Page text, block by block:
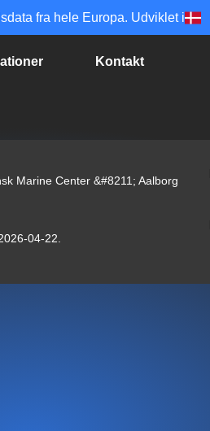
fra hele Europa. Udviklet i
Kontakt
Marine Center &#8211; Aalborg
04-22.